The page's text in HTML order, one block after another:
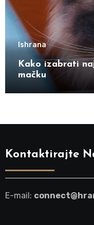
Ishrana
Kako izabrati
mačku
Kontaktirajte
E-mail: